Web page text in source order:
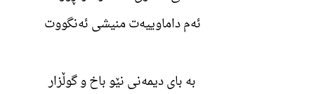
ئەم داماوییه‌ت منیشی ئه‌نگووت
به‌ بای دیمه‌نی نێو باخ و گوڵزار